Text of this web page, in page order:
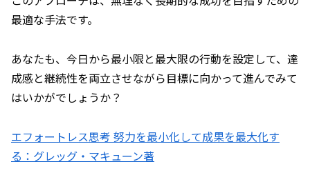
最適な手法です。
あなたも、今日から最小限と最大限の行動を設定して、達
成感と継続性を両立させながら目標に向かって進んでみて
はいかがでしょうか？
エフォートレス思考 努力を最小化して成果を最大化す
る：グレッグ・マキューン著